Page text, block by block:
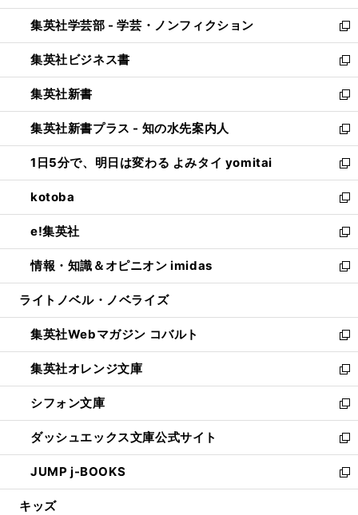
開
く
ウ
で
開
く
ン
ド
ウ
で
開
く
ウ
ィ
ン
ド
ウ
で
開
く
集英社学芸部 - 学芸・ノンフィクション
新
し
い
ウ
ィ
ン
ド
ウ
で
開
く
集英社ビジネス書
新
し
い
ウ
ィ
ン
ド
ウ
で
開
く
集英社新書
新
し
い
ウ
ィ
ン
ド
ウ
で
開
く
集英社新書プラス - 知の水先案内人
新
し
い
ウ
ィ
ン
ド
ウ
で
開
1日5分で、明日は変わる よみタイ yomitai
新
し
い
ウ
ィ
ン
ド
ウ
開
く
kotoba
新
し
い
ウ
ィ
ン
ウ
で
開
く
e!集英社
新
し
い
ウ
ン
ド
ウ
で
開
く
情報・知識＆オピニオン imidas
新
し
ウ
ィ
ン
ド
ウ
で
開
く
ライトノベル・ノベライズ
集英社Webマガジン コバルト
新
し
い
ウ
ィ
ン
ド
ウ
で
開
集英社オレンジ文庫
新
し
い
ウ
ィ
ン
ド
ウ
シフォン文庫
新
し
い
ウ
ィ
ン
ダッシュエックス文庫公式サイト
新
し
い
ウ
JUMP j-BOOKS
新
し
キッズ